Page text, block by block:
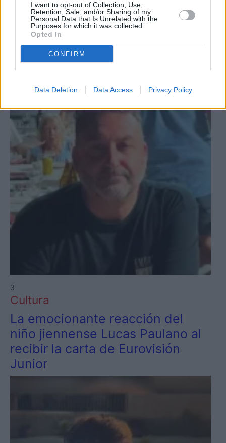
I want to opt-out of Collection, Use,
Retention, Sale, and/or Sharing of my
Personal Data that Is Unrelated with the
Purposes for which it was collected.
Opted In
CONFIRM
Data Deletion Data Access Privacy Policy
Provincia
Hallan sin vida al hombre
desaparecido en Santa Elena
3
Cultura
La emocionante reacción del
niño jiennense Lucas Paulano al
recibir la carta de Eurovisión
Junior